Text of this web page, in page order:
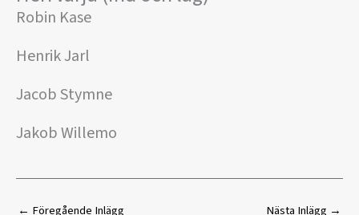
Robin Kase
Henrik Jarl
Jacob Stymne
Jakob Willemo
← Föregående Inlägg Nästa Inlägg →